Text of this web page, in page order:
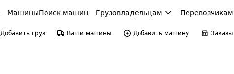
МашиныПоиск машин Грузовладельцам Перевозчикам
Добавить груз Ваши машины Добавить машину Заказы